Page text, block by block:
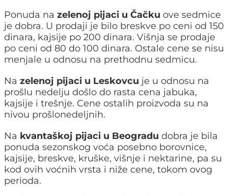
Ponuda na zelenoj pijaci u Čačku ove sedmice
je dobra. U prodaji je bilo breskve po ceni od 150
dinara, kajsije po 200 dinara. Višnja se prodaje
po ceni od 80 do 100 dinara. Ostale cene se nisu
menjale u odnosu na prethodnu sedmicu.
Na zelenoj pijaci u Leskovcu je u odnosu na
prošlu nedelju došlo do rasta cena jabuka,
kajsije i trešnje. Cene ostalih proizvoda su na
nivou prošlonedeljnih.
Na kvantaškoj pijaci u Beogradu dobra je bila
ponuda sezonskog voća posebno borovnice,
kajsije, breskve, kruške, višnje i nektarine, pa su
kod ovih voćnih vrsta i niže cene, tokom ovog
perioda.